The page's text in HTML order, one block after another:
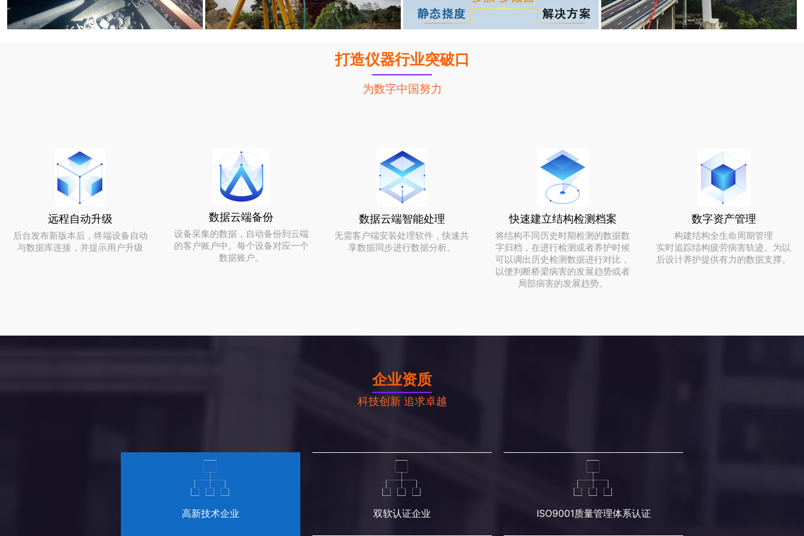
打造仪器行业突破口
为数字中国努力
远程自动升级
后台发布新版本后，终端设备自动
与数据库连接，并提示用户升级
数据云端备份
设备采集的数据，自动备份到云端
的客户账户中。每个设备对应一个
数据账户。
数据云端智能处理
无需客户端安装处理软件，快速共
享数据同步进行数据分析。
快速建立结构检测档案
将结构不同历史时期检测的数据数
字归档，在进行检测或者养护时候
可以调出历史检测数据进行对比，
以便判断桥梁病害的发展趋势或者
局部病害的发展趋势。
数字资产管理
构建结构全生命周期管理
实时追踪结构疲劳病害轨迹。为以
后设计养护提供有力的数据支撑。
企业资质
科技创新 追求卓越
高新技术企业 双软认证企业 ISO9001质量管理体系认证